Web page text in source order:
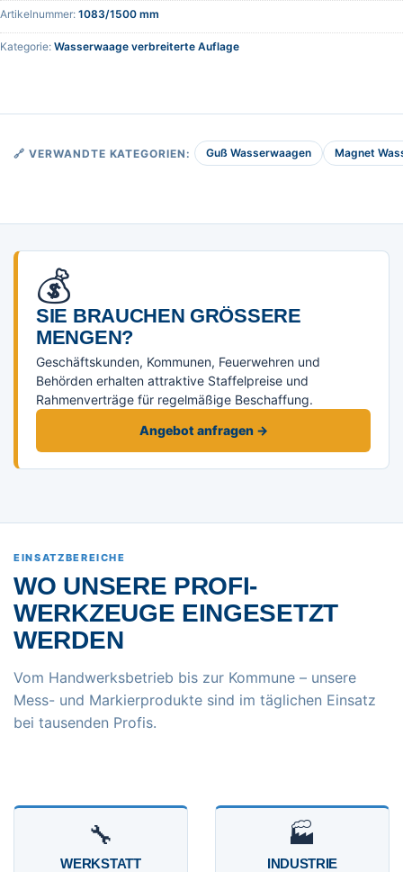
Artikelnummer: 1083/1500 mm
Kategorie: Wasserwaage verbreiterte Auflage
🔗 VERWANDTE KATEGORIEN: Guß Wasserwaagen Magnet
💰
SIE BRAUCHEN GRÖSSERE M
ENGEN?
Geschäftskunden, Kommunen, Feuerwehren und
Behörden erhalten attraktive Staffelpreise und
Rahmenverträge für regelmäßige Beschaffung.
Angebot anfragen →
EINSATZBEREICHE
WO UNSERE PROFI-
WERKZEUGE EINGESETZT
WERDEN
Vom Handwerksbetrieb bis zur Kommune – unsere
Mess- und Markierprodukte sind im täglichen Einsatz
bei tausenden Profis.
🔧
WERKSTATT
🏭
INDUSTRIE